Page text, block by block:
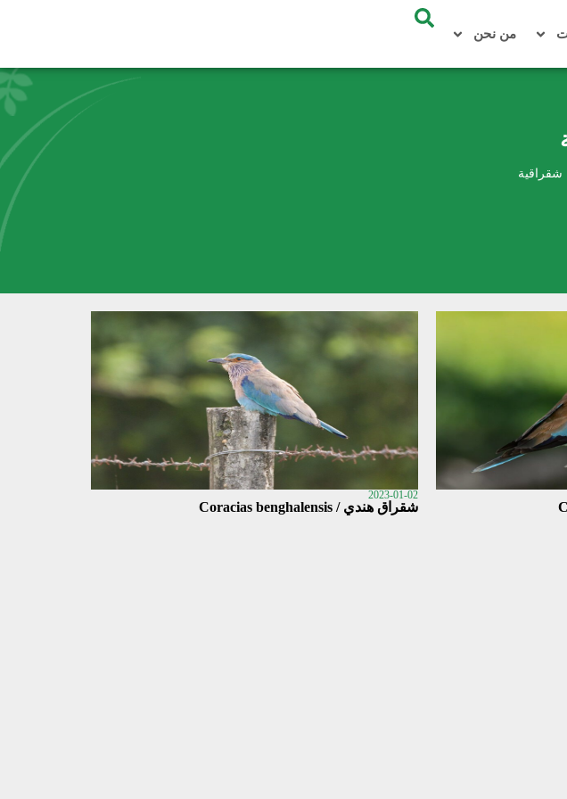
من نحن
شقراقية
2023-01-02
شقراق هندي / Coracias benghalensis